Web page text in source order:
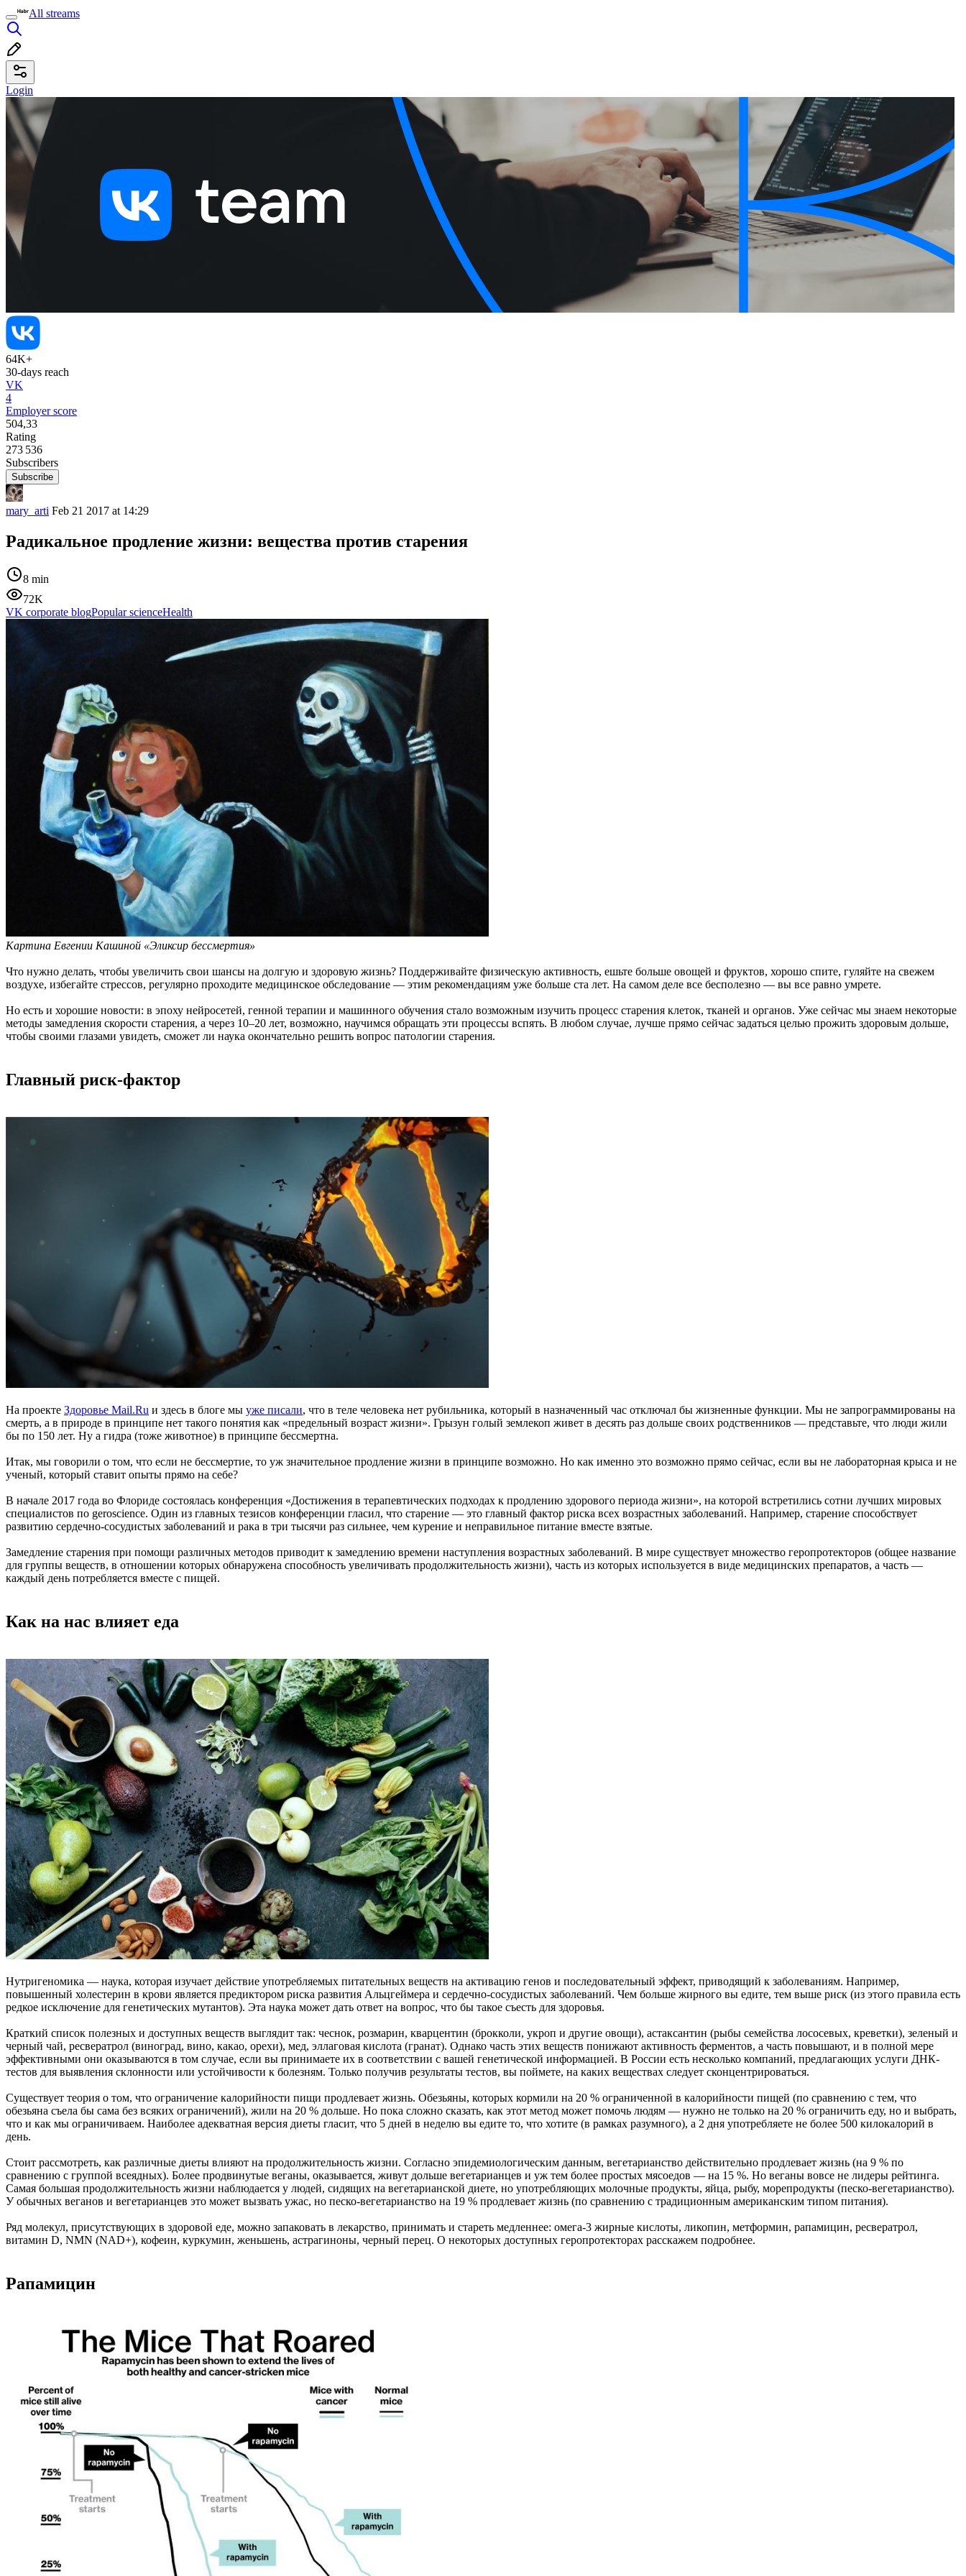
All streams
Login
64K+
30-days reach
VK
4
Employer score
504,33
Rating
273 536
Subscribers
Subscribe
mary_arti Feb 21 2017 at 14:29
Радикальное продление жизни: вещества против старения
8 min
72K
VK corporate blogPopular scienceHealth
Картина Евгении Кашиной «Эликсир бессмертия»
Что нужно делать, чтобы увеличить свои шансы на долгую и здоровую жизнь? Поддерживайте физическую активность, ешьте больше овощей и фруктов, хорошо спите, гуляйте на свежем
воздухе, избегайте стрессов, регулярно проходите медицинское обследование — этим рекомендациям уже больше ста лет. На самом деле все бесполезно — вы все равно умрете.
Но есть и хорошие новости: в эпоху нейросетей, генной терапии и машинного обучения стало возможным изучить процесс старения клеток, тканей и органов. Уже сейчас мы знаем некоторые
методы замедления скорости старения, а через 10–20 лет, возможно, научимся обращать эти процессы вспять. В любом случае, лучше прямо сейчас задаться целью прожить здоровым дольше,
чтобы своими глазами увидеть, сможет ли наука окончательно решить вопрос патологии старения.
Главный риск-фактор
На проекте Здоровье Mail.Ru и здесь в блоге мы уже писали, что в теле человека нет рубильника, который в назначенный час отключал бы жизненные функции. Мы не запрограммированы на
смерть, а в природе в принципе нет такого понятия как «предельный возраст жизни». Грызун голый землекоп живет в десять раз дольше своих родственников — представьте, что люди жили
бы по 150 лет. Ну а гидра (тоже животное) в принципе бессмертна.
Итак, мы говорили о том, что если не бессмертие, то уж значительное продление жизни в принципе возможно. Но как именно это возможно прямо сейчас, если вы не лабораторная крыса и не
ученый, который ставит опыты прямо на себе?
В начале 2017 года во Флориде состоялась конференция «Достижения в терапевтических подходах к продлению здорового периода жизни», на которой встретились сотни лучших мировых
специалистов по geroscience. Один из главных тезисов конференции гласил, что старение — это главный фактор риска всех возрастных заболеваний. Например, старение способствует
развитию сердечно-сосудистых заболеваний и рака в три тысячи раз сильнее, чем курение и неправильное питание вместе взятые.
Замедление старения при помощи различных методов приводит к замедлению времени наступления возрастных заболеваний. В мире существует множество геропротекторов (общее название
для группы веществ, в отношении которых обнаружена способность увеличивать продолжительность жизни), часть из которых используется в виде медицинских препаратов, а часть —
каждый день потребляется вместе с пищей.
Как на нас влияет еда
Нутригеномика — наука, которая изучает действие употребляемых питательных веществ на активацию генов и последовательный эффект, приводящий к заболеваниям. Например,
повышенный холестерин в крови является предиктором риска развития Альцгеймера и сердечно-сосудистых заболеваний. Чем больше жирного вы едите, тем выше риск (из этого правила есть
редкое исключение для генетических мутантов). Эта наука может дать ответ на вопрос, что бы такое съесть для здоровья.
Краткий список полезных и доступных веществ выглядит так: чеснок, розмарин, кварцентин (брокколи, укроп и другие овощи), астаксантин (рыбы семейства лососевых, креветки), зеленый и
черный чай, ресвератрол (виноград, вино, какао, орехи), мед, эллаговая кислота (гранат). Однако часть этих веществ понижают активность ферментов, а часть повышают, и в полной мере
эффективными они оказываются в том случае, если вы принимаете их в соответствии с вашей генетической информацией. В России есть несколько компаний, предлагающих услуги ДНК-
тестов для выявления склонности или устойчивости к болезням. Только получив результаты тестов, вы поймете, на каких веществах следует сконцентрироваться.
Существует теория о том, что ограничение калорийности пищи продлевает жизнь. Обезьяны, которых кормили на 20 % ограниченной в калорийности пищей (по сравнению с тем, что
обезьяна съела бы сама без всяких ограничений), жили на 20 % дольше. Но пока сложно сказать, как этот метод может помочь людям — нужно не только на 20 % ограничить еду, но и выбрать,
что и как мы ограничиваем. Наиболее адекватная версия диеты гласит, что 5 дней в неделю вы едите то, что хотите (в рамках разумного), а 2 дня употребляете не более 500 килокалорий в
день.
Стоит рассмотреть, как различные диеты влияют на продолжительность жизни. Согласно эпидемиологическим данным, вегетарианство действительно продлевает жизнь (на 9 % по
сравнению с группой всеядных). Более продвинутые веганы, оказывается, живут дольше вегетарианцев и уж тем более простых мясоедов — на 15 %. Но веганы вовсе не лидеры рейтинга.
Самая большая продолжительность жизни наблюдается у людей, сидящих на вегетарианской диете, но употребляющих молочные продукты, яйца, рыбу, морепродукты (песко-вегетарианство).
У обычных веганов и вегетарианцев это может вызвать ужас, но песко-вегетарианство на 19 % продлевает жизнь (по сравнению с традиционным американским типом питания).
Ряд молекул, присутствующих в здоровой еде, можно запаковать в лекарство, принимать и стареть медленнее: омега-3 жирные кислоты, ликопин, метформин, рапамицин, ресвератрол,
витамин D, NMN (NAD+), кофеин, куркумин, женьшень, астрагиноны, черный перец. О некоторых доступных геропротекторах расскажем подробнее.
Рапамицин